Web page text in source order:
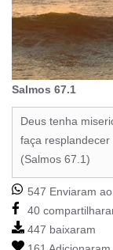
Salmos 67.1
Deus tenha
faça resplandecer
(Salmos 67.1)
547 Enviaram
40
447 baixaram